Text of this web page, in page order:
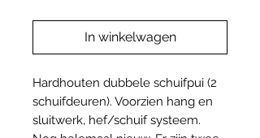
In winkelwagen
Hardhouten dubbele schuifpui (2
schuifdeuren). Voorzien hang en
sluitwerk, hef/schuif systeem.